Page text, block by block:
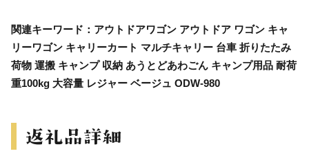
関連キーワード：アウトドアワゴン アウトドア ワゴン キャ
リーワゴン キャリーカート マルチキャリー 台車 折りたたみ
荷物 運搬 キャンプ 収納 あうとどあわごん キャンプ用品 耐荷
重100kg 大容量 レジャー ベージュ ODW-980